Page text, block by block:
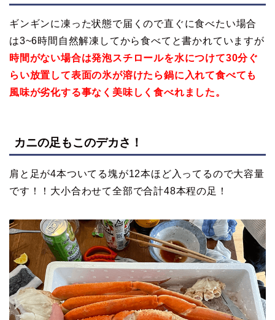
ギンギンに凍った状態で届くので直ぐに食べたい場合
は3~6時間自然解凍してから食べてと書かれていますが
時間がない場合は発泡スチロールを水につけて30分ぐ
らい放置して表面の氷が溶けたら鍋に入れて食べても
風味が劣化する事なく美味しく食べれました。
カニの足もこのデカさ！
肩と足が4本ついてる塊が12本ほど入ってるので大容量
です！！大小合わせて全部で合計48本程の足！